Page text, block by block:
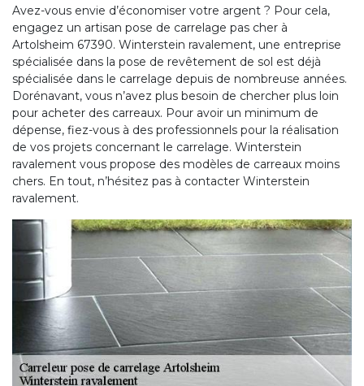
Avez-vous envie d’économiser votre argent ? Pour cela,
engagez un artisan pose de carrelage pas cher à
Artolsheim 67390. Winterstein ravalement, une entreprise
spécialisée dans la pose de revêtement de sol est déjà
spécialisée dans le carrelage depuis de nombreuse années.
Dorénavant, vous n’avez plus besoin de chercher plus loin
pour acheter des carreaux. Pour avoir un minimum de
dépense, fiez-vous à des professionnels pour la réalisation
de vos projets concernant le carrelage. Winterstein
ravalement vous propose des modèles de carreaux moins
chers. En tout, n’hésitez pas à contacter Winterstein
ravalement.